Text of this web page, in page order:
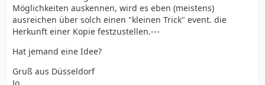
Möglichkeiten auskennen, wird es eben (meistens)
ausreichen über solch einen "kleinen Trick" event. die
Herkunft einer Kopie festzustellen.---
Hat jemand eine Idee?
Gruß aus Düsseldorf